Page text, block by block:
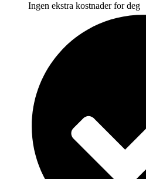
Ingen ekstra kostnader for deg